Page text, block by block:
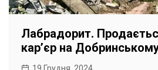
Лабрадорит.
карʼєр на